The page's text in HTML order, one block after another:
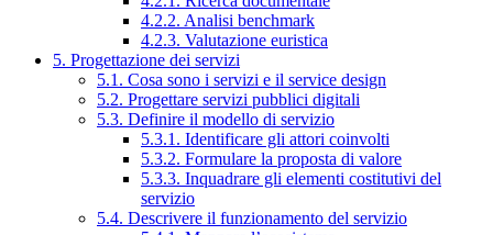
4.2.2. Analisi benchmark
4.2.3. Valutazione euristica
5. Progettazione dei servizi
5.1. Cosa sono i servizi e il service design
5.2. Progettare servizi pubblici digitali
5.3. Definire il modello di servizio
5.3.1. Identificare gli attori coinvolti
5.3.2. Formulare la proposta di valore
5.3.3. Inquadrare gli elementi costitutivi del
servizio
5.4. Descrivere il funzionamento del servizio